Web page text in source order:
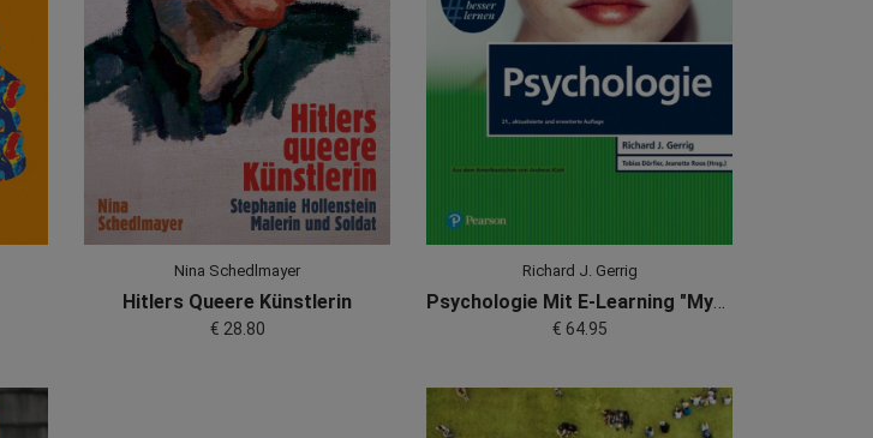
Nina Schedlmayer
Hitlers Queere Künstlerin
€ 28.80
Richard J. Gerrig
€ 64.95